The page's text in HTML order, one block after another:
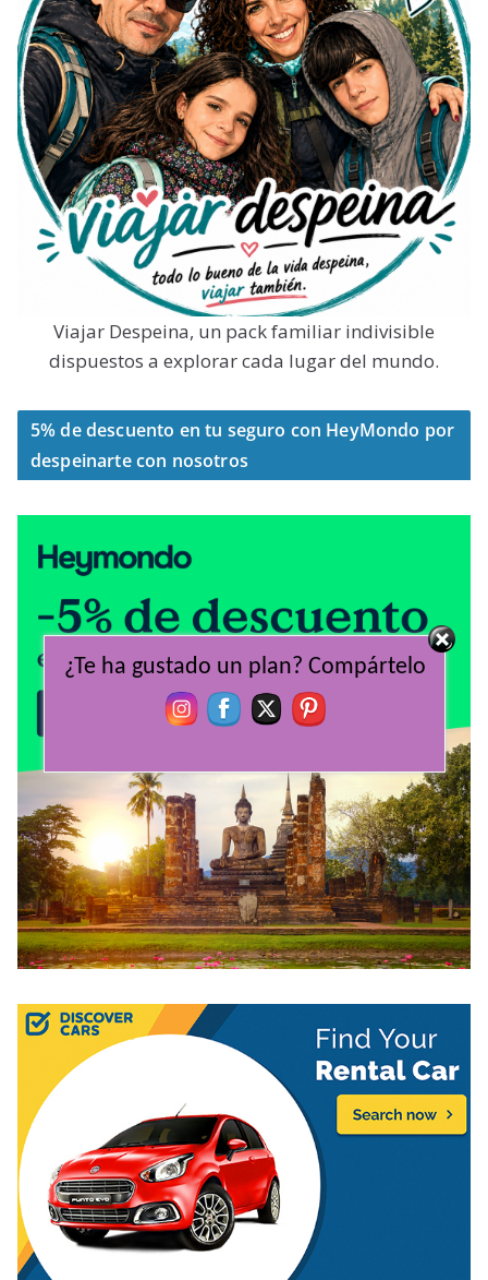
Viajar Despeina, un pack familiar indivisible
dispuestos a explorar cada lugar del mundo.
5% de descuento en tu seguro con HeyMondo por
despeinarte con nosotros
¿Te ha gustado un plan? Compártelo